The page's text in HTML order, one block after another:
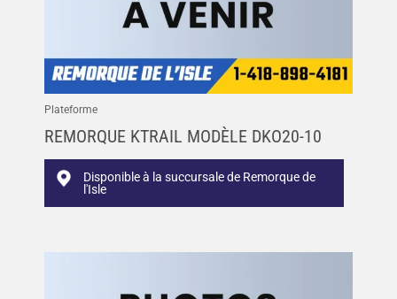
Plateforme
REMORQUE KTRAIL MODÈLE DKO20-10
Disponible à la succursale de Remorque de
l'Isle